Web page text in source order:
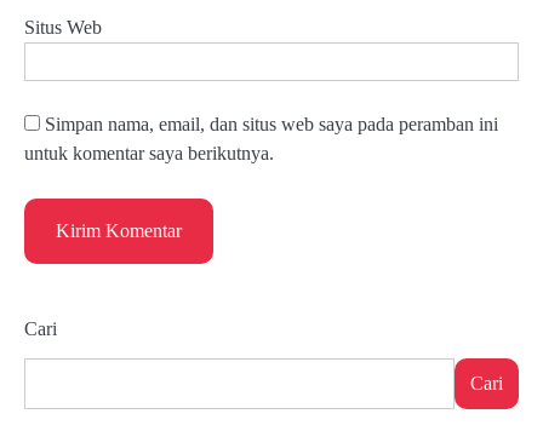
Situs Web
Simpan nama, email, dan situs web saya pada peramban ini
untuk komentar saya berikutnya.
Cari
Cari